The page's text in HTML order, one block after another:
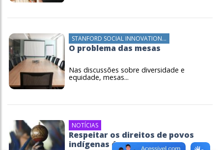
STANFORD SOCIAL INNOVATION...
O problema das mesas
Nas discussões sobre diversidade e
equidade, mesas...
NOTÍCIAS
Respeitar os direitos de povos
indígenas é...